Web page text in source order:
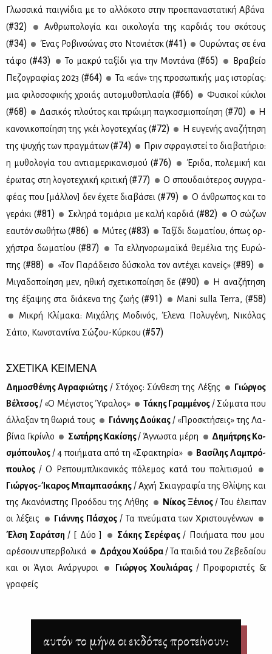
Γλωσ­σι­κά παι­γνί­δια με το αλ­λό­κο­το στην προ­ε­πα­να­στα­τι­κή Αβά­να
(#32)
Αν­θρω­πο­λο­γία και οι­κο­λο­γία της καρ­διάς του σκό­τους
(#34) Ένας Ρο­βιν­σώ­νας στο Ντο­νιέ­τσκ (#41)
Ου­ρώ­ντας σε ένα
τά­φο (#43) Το μα­κρύ τα­ξί­δι για την Μο­ντά­να (#65)
Βρα­βείο
Πε­ζο­γρα­φί­ας 2023 (#64)
Τα «εάν» της προ­σω­πι­κής μας ιστο­ρί­ας:
μια φι­λο­σο­φι­κής χροιάς αυ­το­μυ­θο­πλα­σία (#66)
Φυ­σι­κοί κύ­κλοι
(#68) Δα­σι­κός πλού­τος και πρώ­ι­μη πα­γκο­σμιο­ποί­η­ση (#70)
Η
κα­νο­νι­κο­ποί­η­ση της γκέι λο­γο­τε­χνί­ας (#72)
Η ευ­γε­νής ανα­ζή­τη­ση
της ψυ­χής των πραγ­μά­των (#74)
Πριν σφρα­γι­στεί το δια­βα­τή­ριο:
η μυ­θο­λο­γία του αντια­με­ρι­κα­νι­σμού (#76)
Έρι­δα, πο­λε­μι­κή και
έρω­τας στη λο­γο­τε­χνι­κή κρι­τι­κή (#77)
Ο σπου­δαιό­τε­ρος συγ­γρα­
φέ­ας που [μάλ­λον] δεν έχε­τε δια­βά­σει (#79)
Ο άν­θρω­πος και το
γε­ρά­κι (#81) Σκλη­ρά το­μά­ρια με κα­λή καρ­διά (#82)
O σώ­ζων
εαυ­τόν σω­θή­τω (#86) Μύ­τες (#83)
Τα­ξί­δι δω­μα­τί­ου, όπως ορ­
χή­στρα δω­μα­τί­ου (#87)
Τα ελ­λη­νο­ρω­μαϊ­κά θε­μέ­λια της Ευ­ρώ­
πης (#88) «Τον Πα­ρά­δει­σο δύ­σκο­λα τον αντέ­χει κα­νείς» (#89)
Μι­γα­δο­ποί­η­ση μεν, ηθι­κή σχε­τι­κο­ποί­η­ση δε (#90)
Η ανα­ζή­τη­ση
της έξα­ψης στα διά­κε­να της ζω­ής (#91) Mani sulla Terra, (#58)
Μι­κρή Κλί­μα­κα: Μι­χά­λης Μο­δι­νός, Έλε­να Πο­λυ­γέ­νη, Νι­κό­λας
Σά­πο, Κων­στα­ντί­να Σώ­ζου-Κύρ­κου (#57)
ΣΧΕΤΙΚΑ ΚΕΙΜΕΝΑ
Δη­μο­σθέ­νης Αγρα­φιώ­της / Στό­χος: Σύν­θε­ση της Λέ­ξης
Γιώρ­γος
Βέλ­τσος/ «Ο Μέ­γι­στος Ύφα­λος» Τά­κης Γραμ­μέ­νος/ Σώ­μα­τα που
άλ­λα­ξαν τη θω­ριά τους
Γιάν­νης Δού­κας/ «Προ­σκτή­σεις» της Λα­
βί­νια Γκρίν­λο
Σω­τή­ρης Κα­κί­σης/ Άγνω­στα μέ­ρη
Δη­μή­τρης Κο­
σμό­που­λος/ 4 ποι­ή­μα­τα από τη «Σφα­κτη­ρία»
Βα­σί­λης Λα­μπρό­
που­λος / Ο Ρε­που­μπλι­κα­νι­κός πό­λε­μος κα­τά του πο­λι­τι­σμού
Γιώρ­γος-Ίκα­ρος Μπα­μπα­σά­κης/ Αχνή Σκια­γρα­φία της Θλί­ψης και
της Ακα­νό­νι­στης Προ­ό­δου της Λή­θης
Νί­κος Ξέ­νιος/ Του έλει­παν
οι λέ­ξεις
Γιάν­νης Πά­σχος/ Τα πνεύ­μα­τα των Χρι­στου­γέν­νων
Έλ­ση Σα­ρά­τση/ [ Δύο ] Σά­κης Σε­ρέ­φας/ Ποι­ή­μα­τα που μου
αρέ­σουν υπερ­βο­λι­κά
Δρά­χου Χού­δρα/ Τα παι­διά του Ζε­βε­δαί­ου
και οι Άγιοι Ανάρ­γυ­ροι
Γιώρ­γος Χου­λιά­ρας / Προ­φο­ρι­στές &
γρα­φείς
αυτόν το μήνα οι εκδότες προτείνουν: